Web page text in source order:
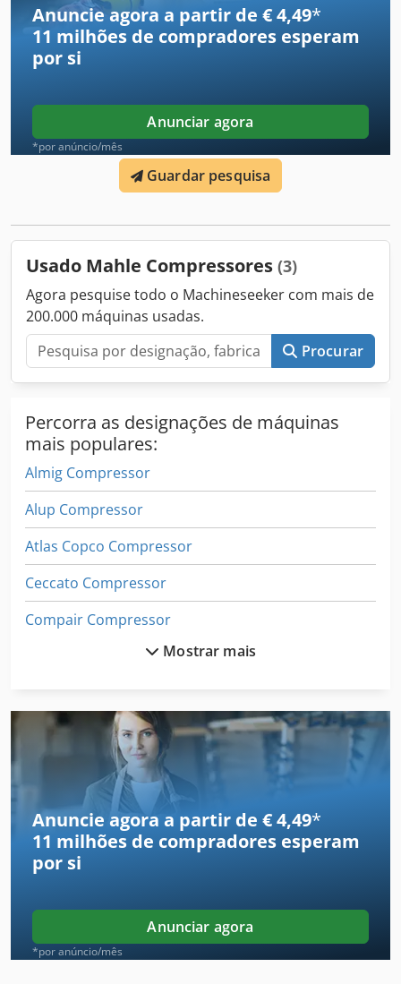
Anuncie agora a partir de € 4,49*
11 milhões de compradores esperam
por si
Anunciar agora
*por anúncio/mês
Guardar pesquisa
Usado Mahle Compressores (3)
Agora pesquise todo o Machineseeker com mais de
200.000 máquinas usadas.
Procurar
Percorra as designações de máquinas
mais populares:
Almig Compressor
Alup Compressor
Atlas Copco Compressor
Ceccato Compressor
Compair Compressor
Compressor Dorin
Compressor Hydrovane
Compressor Mycom
Compressor Rotativo
Compressore
Compressores
Compressores De Ar
Mostrar mais
Anuncie agora a partir de € 4,49*
11 milhões de compradores esperam
por si
Anunciar agora
*por anúncio/mês